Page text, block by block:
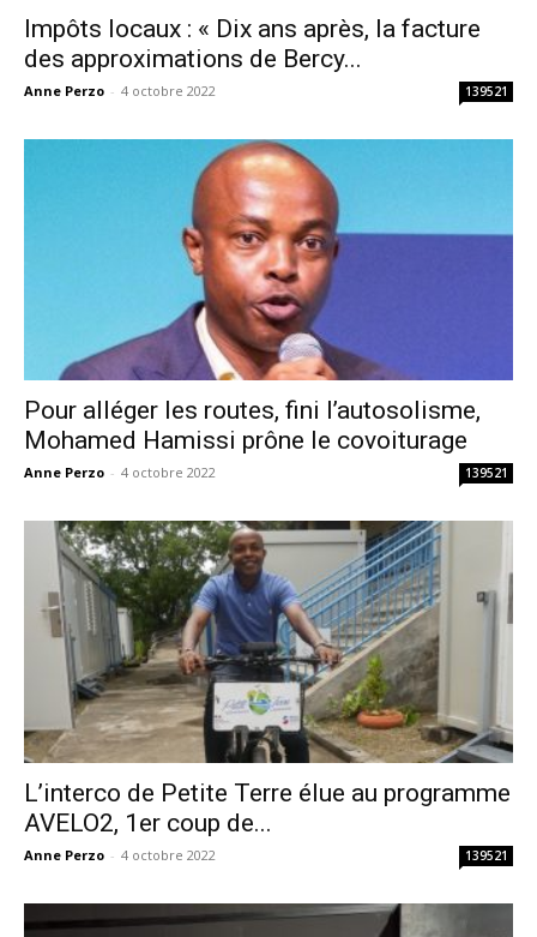
Impôts locaux : « Dix ans après, la facture
des approximations de Bercy...
Anne Perzo - 4 octobre 2022 139521
Pour alléger les routes, fini l’autosolisme,
Mohamed Hamissi prône le covoiturage
Anne Perzo - 4 octobre 2022 139521
L’interco de Petite Terre élue au programme
AVELO2, 1er coup de...
Anne Perzo - 4 octobre 2022 139521